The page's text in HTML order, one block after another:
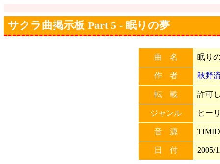
サクラ曲掲示板 Part 5 - 眠りの夢
曲 名 眠り
作 者 秋野
転 載 許可
ジャンル ヒー
音 源
日 付 2005/